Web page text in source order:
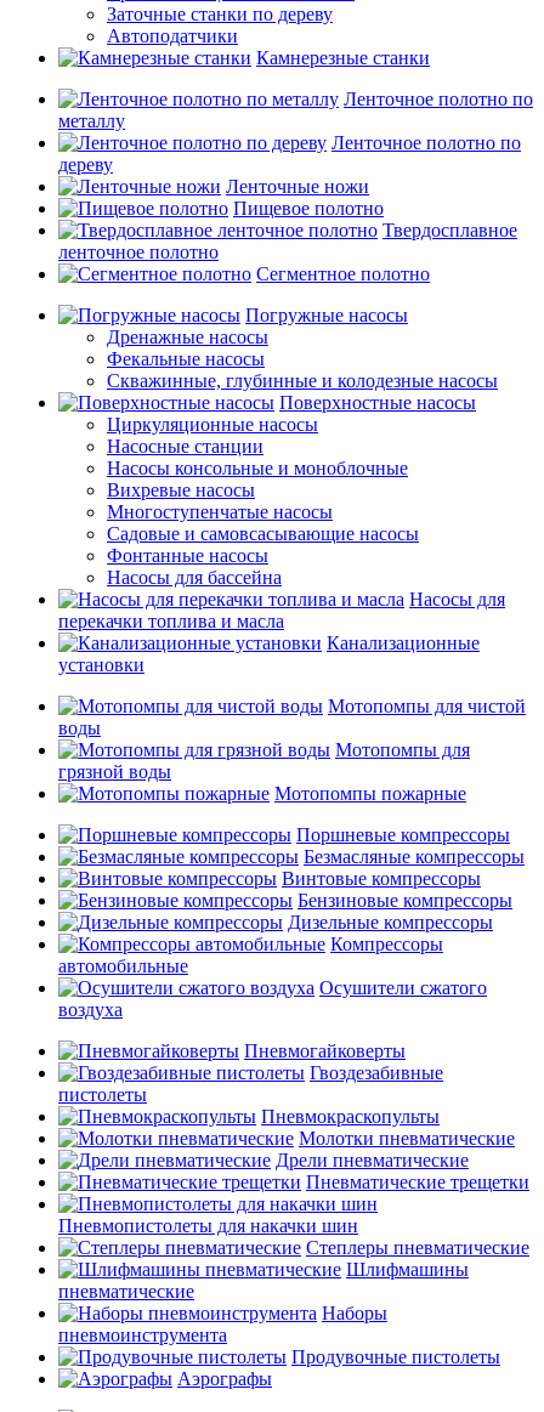
Заточные станки по дереву
Автоподатчики
Камнерезные станки
Ленточное полотно по
металлу
Ленточное полотно по
дереву
Ленточные ножи
Пищевое полотно
Твердосплавное
ленточное полотно
Сегментное полотно
Погружные насосы
Дренажные насосы
Фекальные насосы
Скважинные, глубинные и колодезные насосы
Поверхностные насосы
Циркуляционные насосы
Насосные станции
Насосы консольные и моноблочные
Вихревые насосы
Многоступенчатые насосы
Садовые и самовсасывающие насосы
Фонтанные насосы
Насосы для бассейна
Насосы для
перекачки топлива и масла
Канализационные
установки
Мотопомпы для чистой
воды
Мотопомпы для
грязной воды
Мотопомпы пожарные
Поршневые компрессоры
Безмасляные компрессоры
Винтовые компрессоры
Бензиновые компрессоры
Дизельные компрессоры
Компрессоры
автомобильные
Осушители сжатого
воздуха
Пневмогайковерты
Гвоздезабивные
пистолеты
Пневмокраскопульты
Молотки пневматические
Дрели пневматические
Пневматические трещетки
Пневмопистолеты для накачки шин
Степлеры пневматические
Шлифмашины
пневматические
Наборы
пневмоинструмента
Продувочные пистолеты
Аэрографы